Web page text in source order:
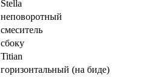
Stella
неповоротный
смеситель
сбоку
Titian
горизонтальный (на биде)